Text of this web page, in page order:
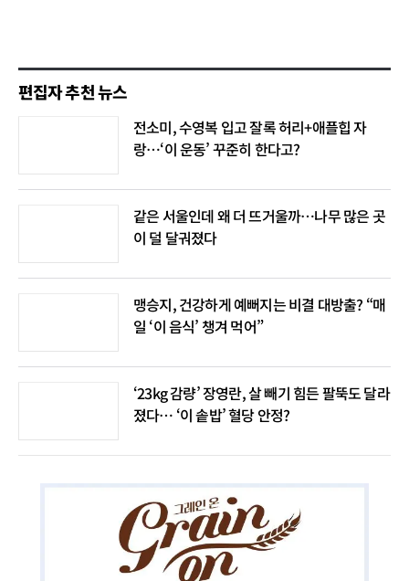
편집자 추천 뉴스
전소미, 수영복 입고 잘록 허리+애플힙 자
랑…‘이 운동’ 꾸준히 한다고?
같은 서울인데 왜 더 뜨거울까…나무 많은 곳
이 덜 달궈졌다
맹승지, 건강하게 예뻐지는 비결 대방출? “매
일 ‘이 음식’ 챙겨 먹어”
‘23kg 감량’ 장영란, 살 빼기 힘든 팔뚝도 달라
졌다… ‘이 솥밥’ 혈당 안정?